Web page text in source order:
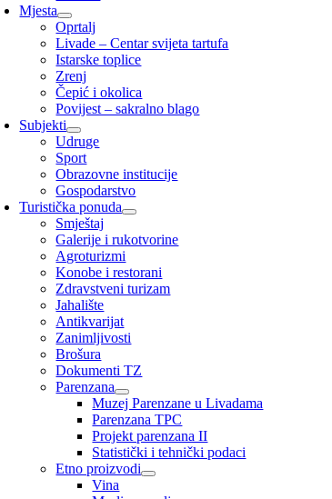
Mjesta
Oprtalj
Livade – Centar svijeta tartufa
Istarske toplice
Zrenj
Čepić i okolica
Povijest – sakralno blago
Subjekti
Udruge
Sport
Obrazovne institucije
Gospodarstvo
Turistička ponuda
Smještaj
Galerije i rukotvorine
Agroturizmi
Konobe i restorani
Zdravstveni turizam
Jahalište
Antikvarijat
Zanimljivosti
Brošura
Dokumenti TZ
Parenzana
Muzej Parenzane u Livadama
Parenzana TPC
Projekt parenzana II
Statistički i tehnički podaci
Etno proizvodi
Vina